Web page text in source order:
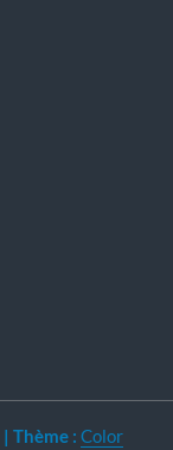
| Thème : Color